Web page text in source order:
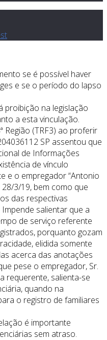
se é possível haver
e se o período do lapso
proibição na legislação
a esta vinculação.
Região (TRF3) ao proferir
SP assentou que
de Informações
de vínculo
e o empregador “Antonio
3/19, bem como que
das respectivas
salientar que a
de serviço referente
porquanto gozam
elidida somente
acerca das anotações
pese o empregador, Sr.
requerente, salienta-se
quando na
o registro de familiares
é importante
sem atraso.